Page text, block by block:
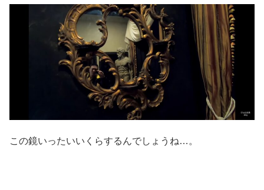
この鏡いったいいくらするんでしょうね…。